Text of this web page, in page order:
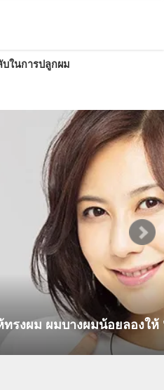
ในการปลูกผม
ะผมออร์แกนิคยอดนิยมในโ
นไทย!